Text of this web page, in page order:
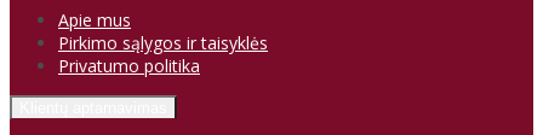
Apie mus
Pirkimo sąlygos ir taisyklės
Privatumo politika